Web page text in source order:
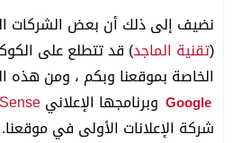
نضيف إلى ذلك أن بعض الشركات
(تقنية الماجد) قد تتطلع على
الخاصة بموقعنا وبكم ، ومن هذه
Google وبرنامجها الإعلاني
شركة الإعلانات الأولى في موقعنا.